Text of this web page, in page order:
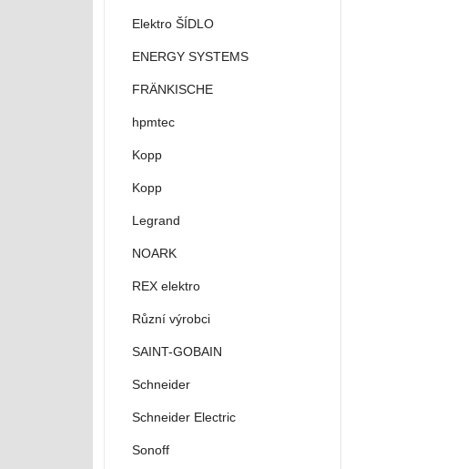
Elektro ŠÍDLO
ENERGY SYSTEMS
FRÄNKISCHE
hpmtec
Kopp
Kopp
Legrand
NOARK
REX elektro
Různí výrobci
SAINT-GOBAIN
Schneider
Schneider Electric
Sonoff